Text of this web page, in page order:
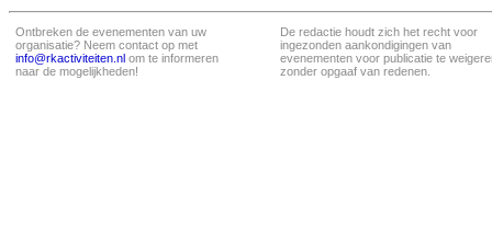
Ontbreken de evenementen van uw
organisatie? Neem contact op met
info@rkactiviteiten.nl om te informeren
naar de mogelijkheden!
De redactie houdt zich het recht voor
ingezonden aankondigingen van
evenementen voor publicatie te
zonder opgaaf van redenen.